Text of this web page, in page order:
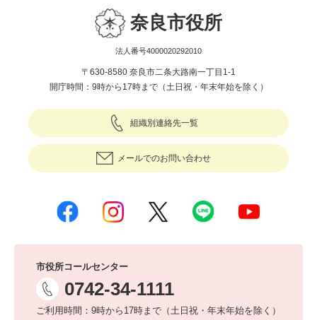
奈良市役所
法人番号4000020292010
〒630-8580 奈良市二条大路南一丁目1-1
開庁時間：9時から17時まで（土日祝・年末年始を除く）
組織別連絡先一覧
メールでのお問い合わせ
市役所コールセンター
0742-34-1111
ご利用時間：9時から17時まで（土日祝・年末年始を除く）